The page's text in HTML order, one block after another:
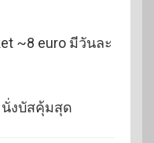
~8 euro มีวันละ
นั่งบัสคุ้มสุด